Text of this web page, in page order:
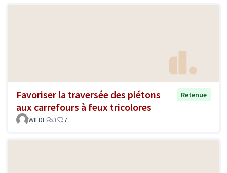
Favoriser la traversée des piétons
aux carrefours à feux tricolores
Retenue
WILDE 3 7